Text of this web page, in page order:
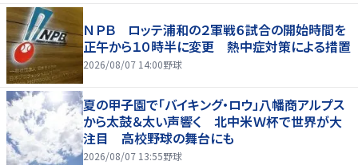
ＮＰＢ ロッテ浦和の２軍戦６試合の開始時間を
正午から１０時半に変更 熱中症対策による措置
2026/08/07 14:00野球
夏の甲子園で「バイキング・ロウ」八幡商アルプス
から太鼓＆太い声響く 北中米Ｗ杯で世界が大
注目 高校野球の舞台にも
2026/08/07 13:55野球